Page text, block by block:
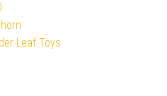
Leaf Toys